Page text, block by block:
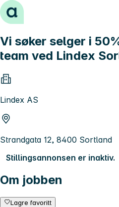
Hopp til innhold
Vi søker selger i
team ved Lindex
Lindex AS
Strandgata 12, 8400 Sortland
Stillingsannonsen er inaktiv.
Om jobben
Lagre favoritt